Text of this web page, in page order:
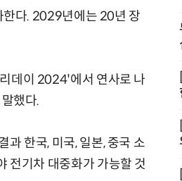
다. 2029년에는 20년 장
데이 2024'에서 연사로 나
했다.
과 한국, 미국, 일본, 중국 소
전기차 대중화가 가능할 것